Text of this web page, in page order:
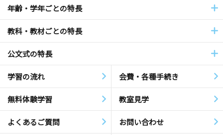
年齢・学年ごとの特長
教科・教材ごとの特長
公文式の特長
学習の流れ 会費・各種手続き
無料体験学習 教室見学
よくあるご質問 お問い合わせ